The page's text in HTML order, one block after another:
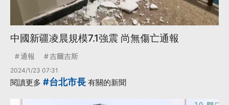
中國新疆凌晨規模7.1強震 尚無傷亡通報
通報 吉爾吉斯
2024/1/23 07:31
閱讀更多 #台北市長 有關的新聞